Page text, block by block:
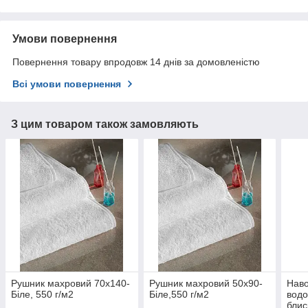
Умови повернення
Повернення товару впродовж 14 днів за домовленістю
Всі умови повернення
З цим товаром також замовляють
Рушник махровий 70х140-
Біле, 550 г/м2
Рушник махровий 50х90-
Біле,550 г/м2